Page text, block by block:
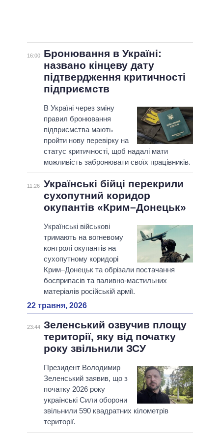
16:00
Бронювання в Україні:
названо кінцеву дату
підтвердження критичності
підприємств
В Україні через зміну
правил бронювання
підприємства мають
пройти нову перевірку на
статус критичності, щоб надалі мати
можливість забронювати своїх працівників.
11:26
Українські бійці перекрили
сухопутний коридор
окупантів «Крим–Донецьк»
Українські військові
тримають на вогневому
контролі окупантів на
сухопутному коридорі
Крим–Донецьк та обрізали постачання
боєприпасів та паливно-мастильних
матеріалів російській армії.
22 травня, 2026
23:44 Зеленський озвучив площу
території, яку від початку
року звільнили ЗСУ
Президент Володимир
Зеленський заявив, що з
початку 2026 року
українські Сили оборони
звільнили 590 квадратних кілометрів
території.